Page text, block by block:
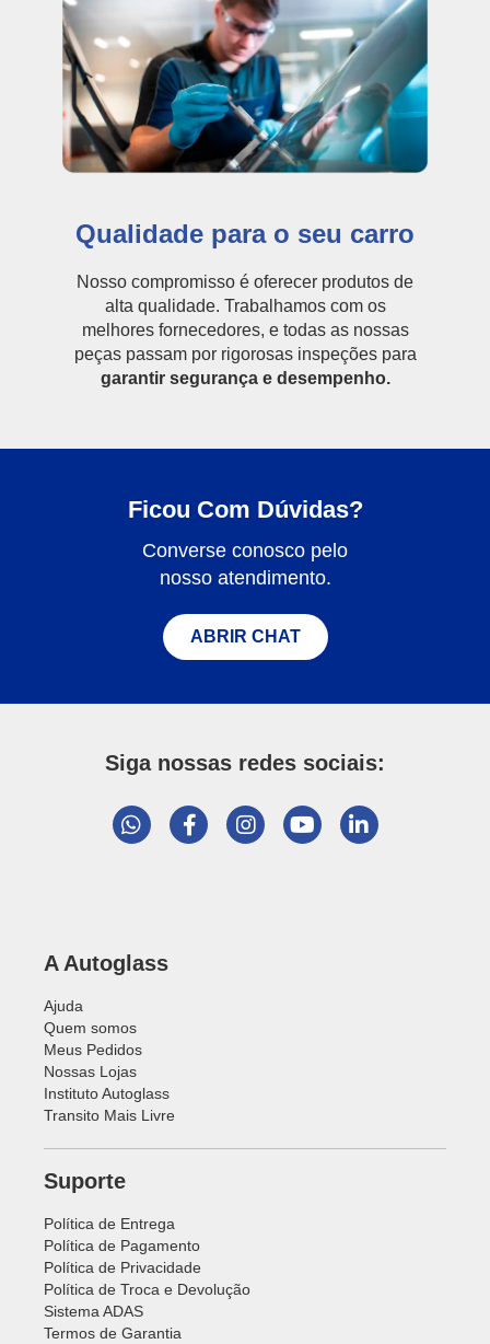
Qualidade para o seu carro
Nosso compromisso é oferecer produtos de
alta qualidade. Trabalhamos com os
melhores fornecedores, e todas as nossas
peças passam por rigorosas inspeções para
garantir segurança e desempenho.
Ficou Com Dúvidas?
Converse conosco pelo
nosso atendimento.
ABRIR CHAT
Siga nossas redes sociais:
A Autoglass
Ajuda
Quem somos
Meus Pedidos
Nossas Lojas
Instituto Autoglass
Transito Mais Livre
Suporte
Política de Entrega
Política de Pagamento
Política de Privacidade
Política de Troca e Devolução
Sistema ADAS
Termos de Garantia